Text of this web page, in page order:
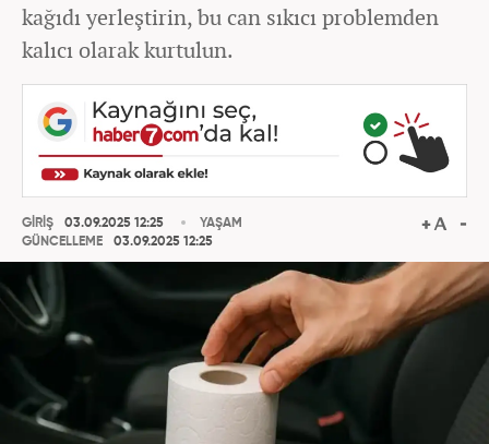
kağıdı yerleştirin, bu can sıkıcı problemden
kalıcı olarak kurtulun.
GİRİŞ
03.09.2025 12:25
GÜNCELLEME
03.09.2025 12:25
YAŞAM